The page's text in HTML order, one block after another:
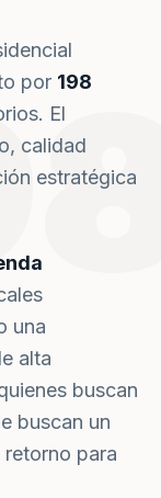
por 198
El
calidad
estratégica
una
alta
buscan
buscan un
para